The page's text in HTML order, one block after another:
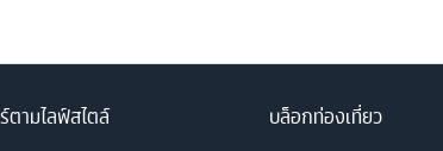
ตามไลฟ์สไตล์ บล็อกท่องเที่ยว